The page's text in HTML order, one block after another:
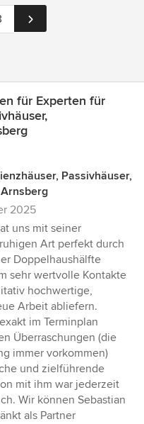
für Experten für
Passivhäuser,
2025
uns mit seiner
Art perfekt durch
Doppelhaushälfte
sehr wertvolle Kontakte
hochwertige,
Arbeit abliefern.
im Terminplan
Überraschungen (die
immer vorkommen)
und zielführende
mit ihm war jederzeit
Wir können Sebastian
als Partner